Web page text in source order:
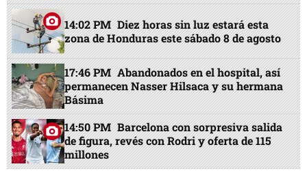
14:02 PM Diez horas sin luz estará esta
zona de Honduras este sábado 8 de agosto
17:46 PM Abandonados en el hospital, así
permanecen Nasser Hilsaca y su hermana
Básima
14:50 PM Barcelona con sorpresiva salida
de figura, revés con Rodri y oferta de 115
millones